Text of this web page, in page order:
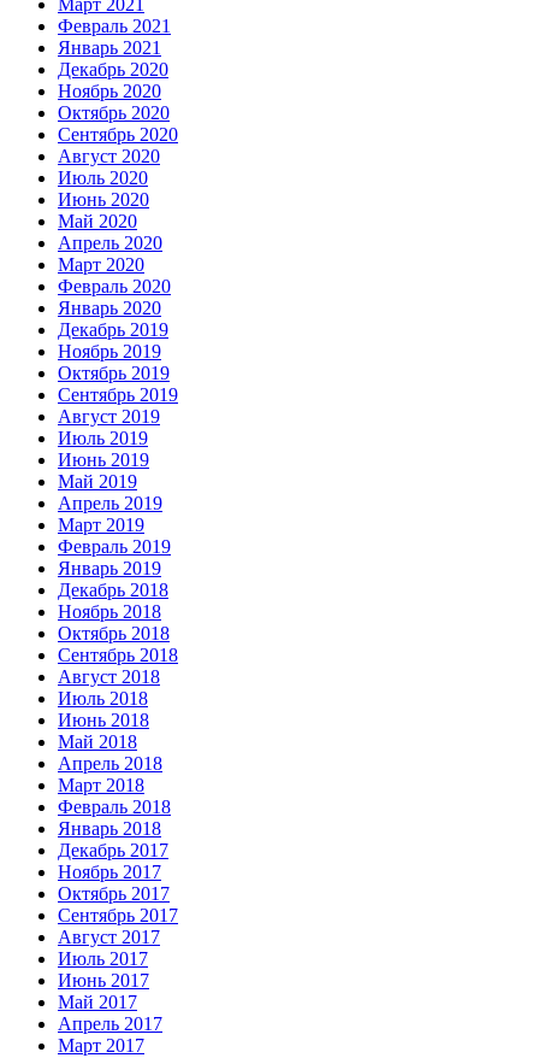
Март 2021
Февраль 2021
Январь 2021
Декабрь 2020
Ноябрь 2020
Октябрь 2020
Сентябрь 2020
Август 2020
Июль 2020
Июнь 2020
Май 2020
Апрель 2020
Март 2020
Февраль 2020
Январь 2020
Декабрь 2019
Ноябрь 2019
Октябрь 2019
Сентябрь 2019
Август 2019
Июль 2019
Июнь 2019
Май 2019
Апрель 2019
Март 2019
Февраль 2019
Январь 2019
Декабрь 2018
Ноябрь 2018
Октябрь 2018
Сентябрь 2018
Август 2018
Июль 2018
Июнь 2018
Май 2018
Апрель 2018
Март 2018
Февраль 2018
Январь 2018
Декабрь 2017
Ноябрь 2017
Октябрь 2017
Сентябрь 2017
Август 2017
Июль 2017
Июнь 2017
Май 2017
Апрель 2017
Март 2017